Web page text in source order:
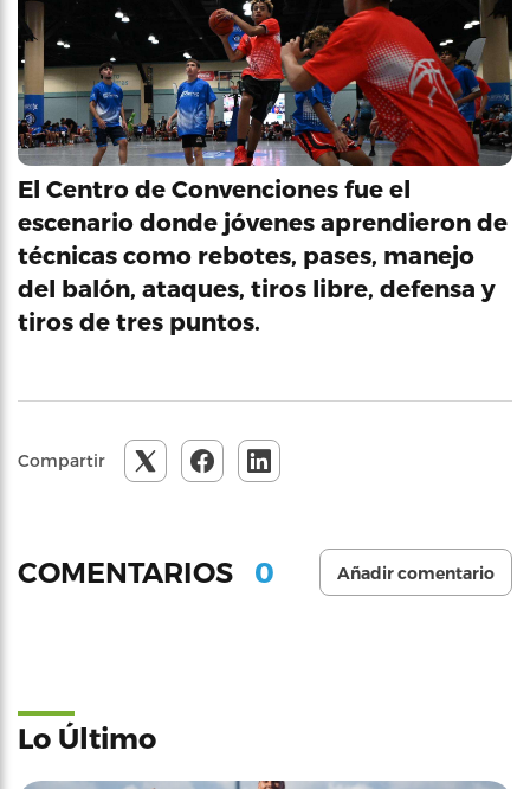
El Centro de Convenciones fue el
escenario donde jóvenes aprendieron de
técnicas como rebotes, pases, manejo
del balón, ataques, tiros libre, defensa y
tiros de tres puntos.
Compartir
COMENTARIOS 0 Añadir comentario
Lo Último